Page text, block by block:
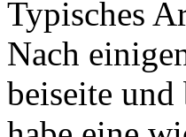
Typisches
Nach
beiseite